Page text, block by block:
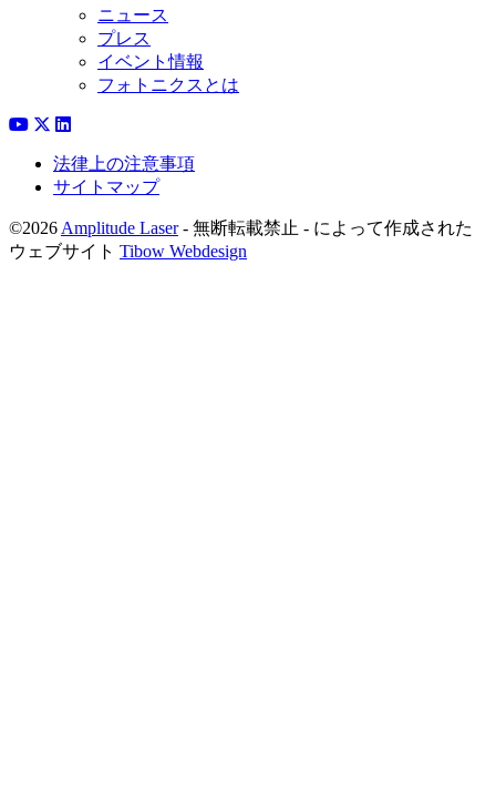
ニュース
プレス
イベント情報
フォトニクスとは
法律上の注意事項
サイトマップ
©2026 Amplitude Laser- 無断転載禁止 - によって作成された
ウェブサイト Tibow Webdesign